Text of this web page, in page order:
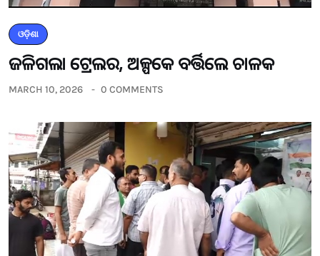
ଓଡ଼ିଶା
ଜଳିଗଲା ଟ୍ରେଲର, ଅଳ୍ପକେ ବର୍ତ୍ତିଲେ ଚାଳକ
MARCH 10, 2026 0 COMMENTS